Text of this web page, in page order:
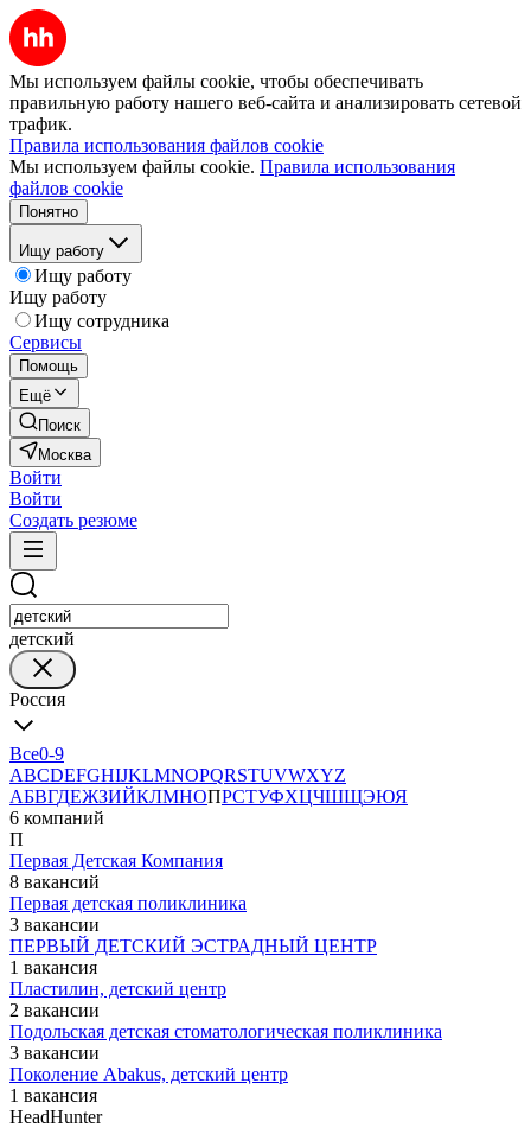
Мы используем файлы cookie, чтобы обеспечивать
правильную работу нашего веб-сайта и анализировать сетевой
трафик.
Правила использования файлов cookie
Мы используем файлы cookie. Правила использования
файлов cookie
Понятно
Ищу работу
Ищу работу
Ищу работу
Ищу сотрудника
Сервисы
Помощь
Ещё
Поиск
Москва
Войти
Войти
Создать резюме
детский
Россия
Все0-9
ABCDEFGHIJKLMNOPQRSTUVWXYZ
АБВГДЕЖЗИЙКЛМНОПРСТУФХЦЧШЩЭЮЯ
6 компаний
П
Первая Детская Компания
8 вакансий
Первая детская поликлиника
3 вакансии
ПЕРВЫЙ ДЕТСКИЙ ЭСТРАДНЫЙ ЦЕНТР
1 вакансия
Пластилин, детский центр
2 вакансии
Подольская детская стоматологическая поликлиника
3 вакансии
Поколение Abakus, детский центр
1 вакансия
HeadHunter